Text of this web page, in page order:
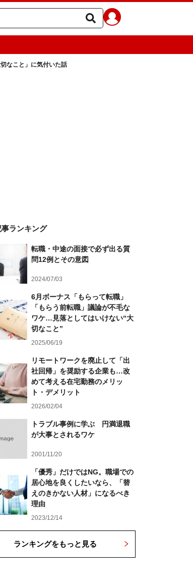
なこと」に気付いた話
事ランキング
転職・中途の面接で必ず出る質
問12例とその意図
2024/07/03
6月ボーナス「もらって転職」
「もらう前転職」議論が不毛な
ワケ…見落としてはいけない“大
切なこと”
2025/06/19
リモートワークを廃止して「出
社回帰」を奨励する企業も…改
めて考える在宅勤務のメリッ
ト・デメリット
2026/02/04
トラブル事例に学ぶ 円満退職
が大事とされるワケ
2001/11/20
「優秀」だけではNG。職場での
居心地を良くしたいなら、「替
えのきかない人材」になるべき
理由
2023/12/14
ランキングをもっと見る